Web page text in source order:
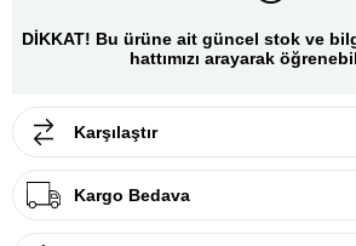
DİKKAT! Bu ürüne ait güncel stok ve
hattımızı arayarak
Karşılaştır
Kargo Bedava